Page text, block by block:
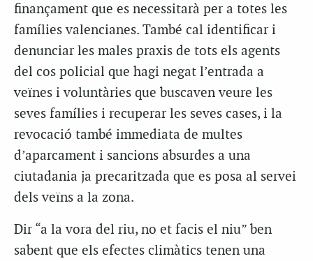
finançament que es necessitarà per a totes les
famílies valencianes. També cal identificar i
denunciar les males praxis de tots els agents
del cos policial que hagi negat l’entrada a
veïnes i voluntàries que buscaven veure les
seves famílies i recuperar les seves cases, i la
revocació també immediata de multes
d’aparcament i sancions absurdes a una
ciutadania ja precaritzada que es posa al servei
dels veïns a la zona.
Dir “a la vora del riu, no et facis el niu” ben
sabent que els efectes climàtics tenen una